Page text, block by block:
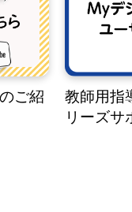
ご紹
教師用指
リーズサ